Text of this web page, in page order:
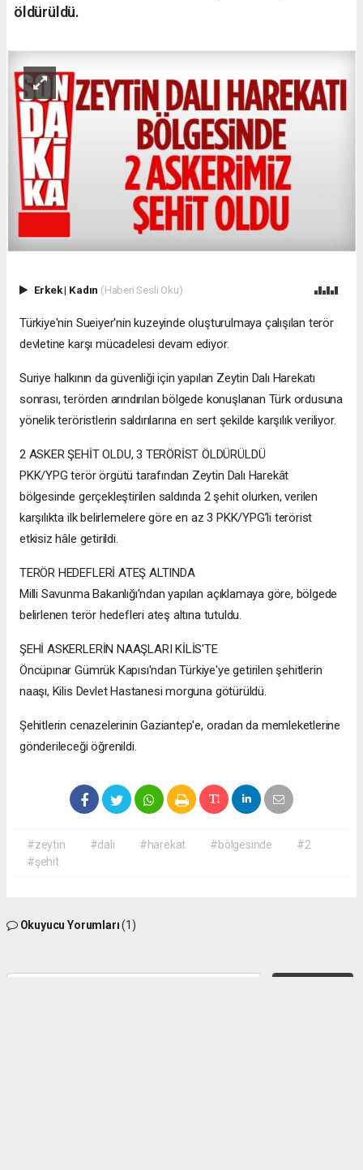
öldürüldü.
Erkek| Kadın (Haberi Sesli Oku)
Türkiye'nin Sueiyer'nin kuzeyinde oluşturulmaya çalışılan terör
devletine karşı mücadelesi devam ediyor.
Suriye halkının da güvenliği için yapılan Zeytin Dalı Harekatı
sonrası, terörden arındırılan bölgede konuşlanan Türk ordusuna
yönelik teröristlerin saldırılarına en sert şekilde karşılık veriliyor.
2 ASKER ŞEHİT OLDU, 3 TERÖRİST ÖLDÜRÜLDÜ
PKK/YPG terör örgütü tarafından Zeytin Dalı Harekât
bölgesinde gerçekleştirilen saldırıda 2 şehit olurken, verilen
karşılıkta ilk belirlemelere göre en az 3 PKK/YPG’li terörist
etkisiz hâle getirildi.
TERÖR HEDEFLERİ ATEŞ ALTINDA
Milli Savunma Bakanlığı'ndan yapılan açıklamaya göre, bölgede
belirlenen terör hedefleri ateş altına tutuldu.
ŞEHİ ASKERLERİN NAAŞLARI KİLİS'TE
Öncüpınar Gümrük Kapısı'ndan Türkiye'ye getirilen şehitlerin
naaşı, Kilis Devlet Hastanesi morguna götürüldü.
Şehitlerin cenazelerinin Gaziantep'e, oradan da memleketlerine
gönderileceği öğrenildi.
#zeytin #dalı #harekat #bölgesinde
#2
#şehit
Okuyucu Yorumları(1)